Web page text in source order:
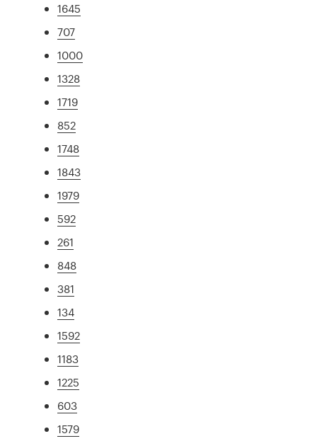
1645
707
1000
1328
1719
852
1748
1843
1979
592
261
848
381
134
1592
1183
1225
603
1579